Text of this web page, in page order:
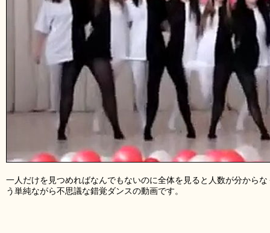
一人だけを見つめればなんでもないのに全体を見ると人数が分から
う単純ながら不思議な錯覚ダンスの動画です。